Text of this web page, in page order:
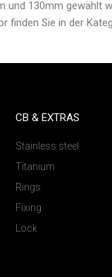
und 130mm gewählt
finden Sie in der
CB & EXTRAS
Stainless steel
Titanium
Rings
Fixing
Lock